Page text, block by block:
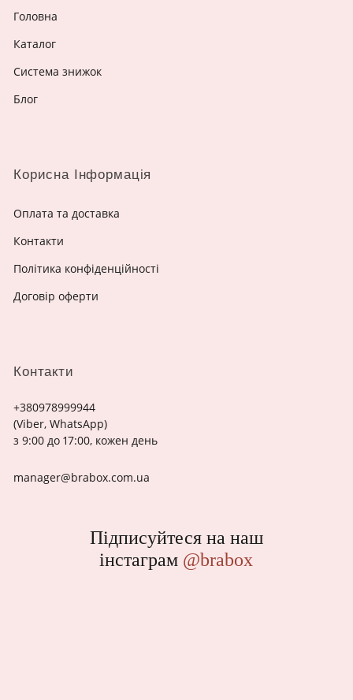
Контакти
+380978999944
(Viber, WhatsApp)
з 9:00 до 17:00, кожен день
manager@brabox.com.ua
Головна
Каталог
Система знижок
Блог
Корисна Інформація
Оплата та доставка
Контакти
Політика конфіденційності
Договір оферти
Підписуйтеся на наш
інстаграм @brabox